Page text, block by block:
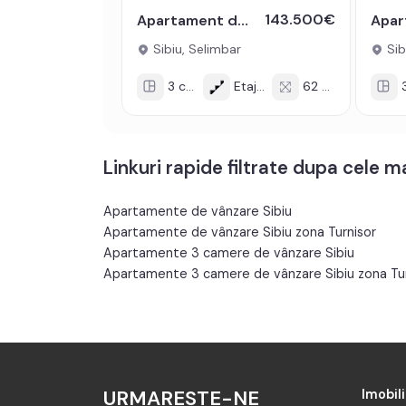
Apartament de vanzare 62 mp 3 camere decomandate parcare Selimbar 143.500€
Sibiu, Selimbar
3 cam Etaj 1/3 62 mp 3
Linkuri rapide filtrate dupa cele
Apartamente de vânzare Sibiu
Apartamente de vânzare Sibiu zona Turnisor
Apartamente 3 camere de vânzare Sibiu
Apartamente 3 camere de vânzare Sibiu zona